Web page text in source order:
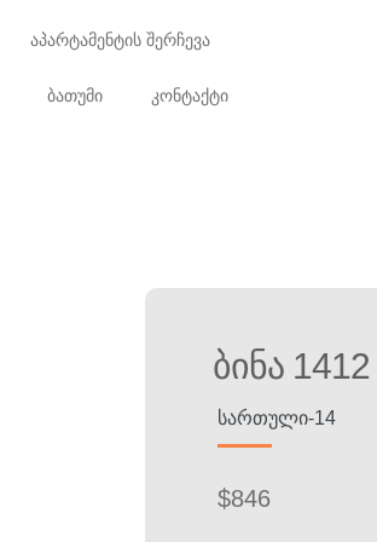
აპარტამენტის შერჩევა
ბათუმი კონტაქტი
Ბინა 1412
ᲡᲐᲠᲗᲣᲚᲘ-14
$846